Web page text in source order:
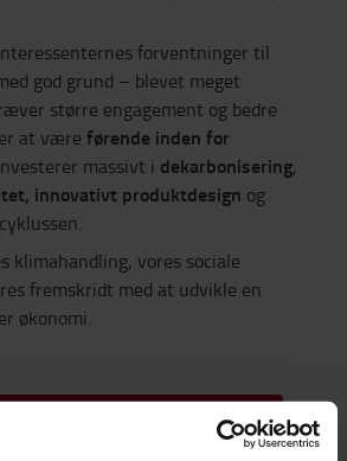
forventninger til
god grund – blevet meget
større engagement og bedre
at være førende inden for
massivt i dekarbonisering,
innovativt produktdesign og
klimahandling, vores sociale
fremskridt med at udvikle en
økonomi.